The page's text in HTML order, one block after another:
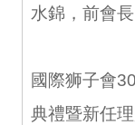
水錦，前會
國際狮子會
典禮暨新任